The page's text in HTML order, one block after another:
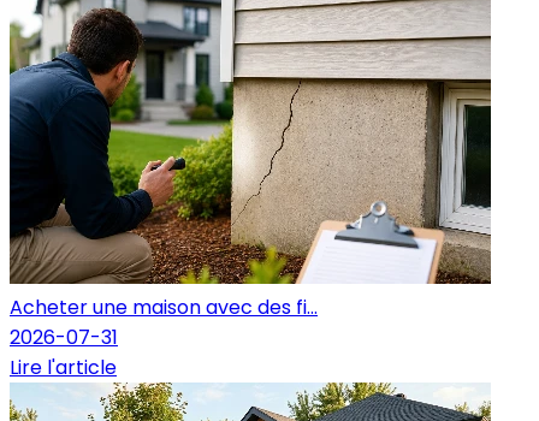
Acheter une maison avec des fi...
2026-07-31
Lire l'article